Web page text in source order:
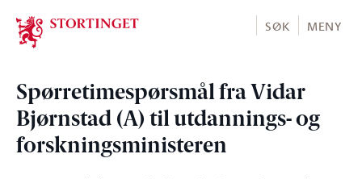
Stortinget.no
SØK MENY
Spørretimespørsmål fra Vidar
Bjørnstad (A) til utdannings- og
forskningsministeren